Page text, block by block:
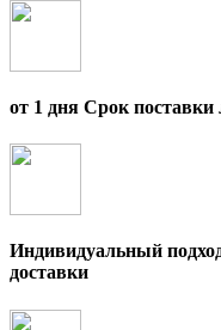
от 1 дня Срок
Индивидуальный
доставки